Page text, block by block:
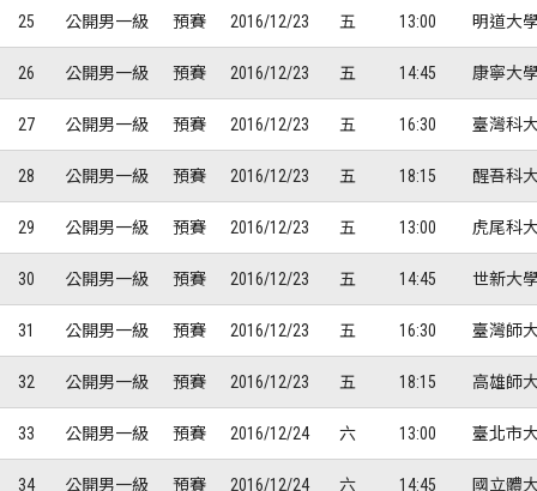
25 公開男一級 預賽 2016/12/23 五 13:00 明道大
26 公開男一級 預賽 2016/12/23 五 14:45 康寧大
27 公開男一級 預賽 2016/12/23 五 16:30 臺灣科
28 公開男一級 預賽 2016/12/23 五 18:15 醒吾科
29 公開男一級 預賽 2016/12/23 五 13:00 虎尾科
30 公開男一級 預賽 2016/12/23 五 14:45 世新大
31 公開男一級 預賽 2016/12/23 五 16:30 臺灣師
32 公開男一級 預賽 2016/12/23 五 18:15 高雄師
33 公開男一級 預賽 2016/12/24 六 13:00 臺北市
34 公開男一級 預賽 2016/12/24 六 14:45 國立體